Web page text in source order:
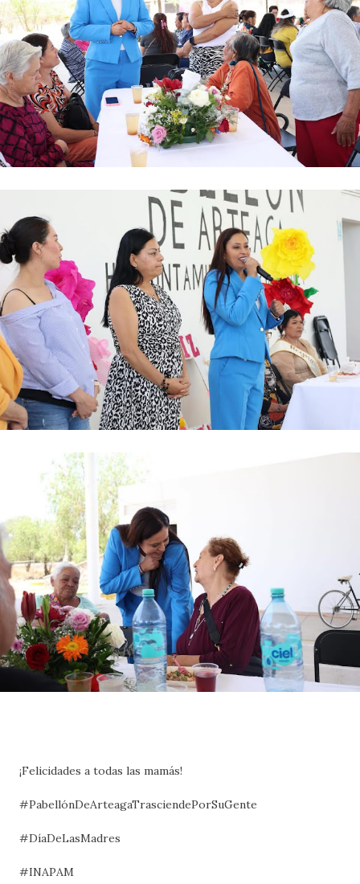
¡Felicidades a todas las mamás!
#PabellónDeArteagaTrasciendePorSuGente
#DíaDeLasMadres
#INAPAM